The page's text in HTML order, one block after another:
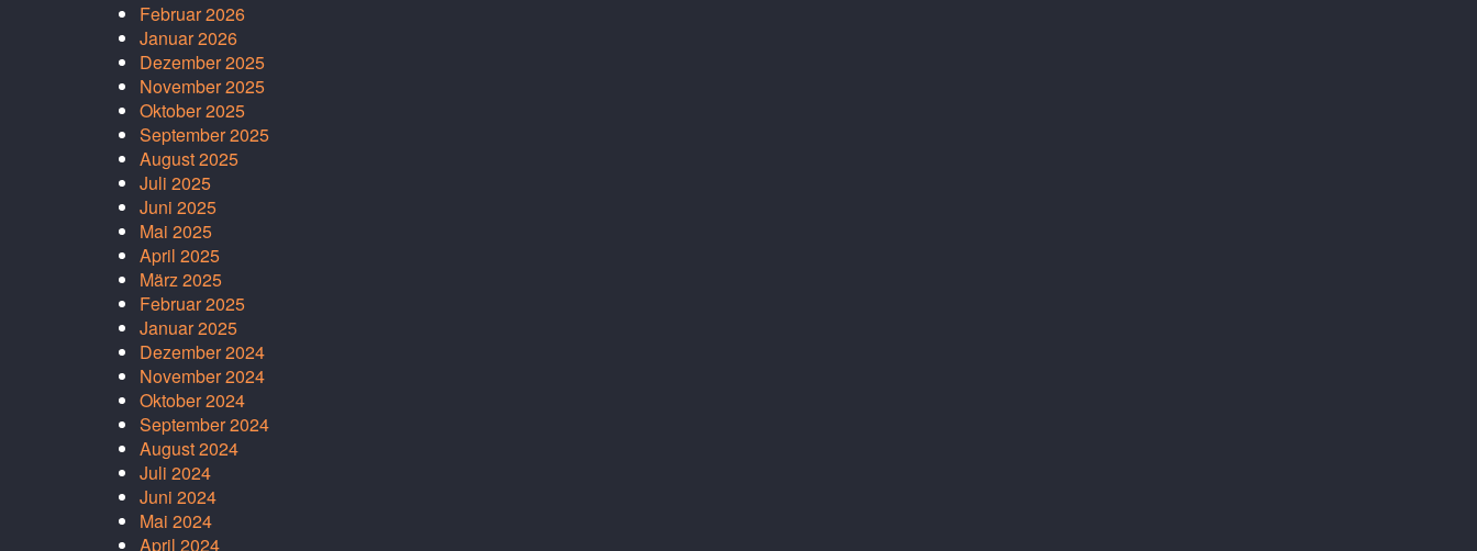
Februar 2026
Januar 2026
Dezember 2025
November 2025
Oktober 2025
September 2025
August 2025
Juli 2025
Juni 2025
Mai 2025
April 2025
März 2025
Februar 2025
Januar 2025
Dezember 2024
November 2024
Oktober 2024
September 2024
August 2024
Juli 2024
Juni 2024
Mai 2024
April 2024